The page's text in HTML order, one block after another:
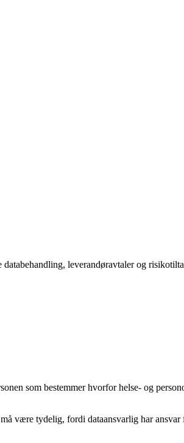
databehandling, leverandøravtaler og
som bestemmer hvorfor helse- og
være tydelig, fordi dataansvarlig har